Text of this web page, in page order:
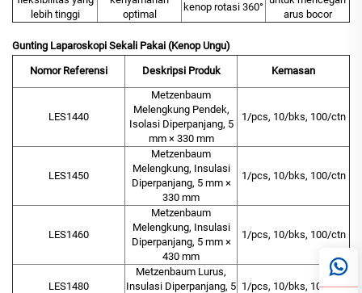
lebih tinggi
optimal
kenop rotasi 360°
arus bocor
Gunting Laparoskopi Sekali Pakai (Kenop Ungu)
Nomor Referensi Deskripsi Produk Kemasan
LES1440
Metzenbaum
Melengkung Pendek,
Isolasi Diperpanjang, 5
mm × 330 mm
1/pcs, 10/bks, 100/ctn
LES1450
Metzenbaum
Melengkung, Insulasi
Diperpanjang, 5 mm ×
330 mm
1/pcs, 10/bks, 100/ctn
LES1460
Metzenbaum
Melengkung, Insulasi
Diperpanjang, 5 mm ×
430 mm
1/pcs, 10/bks, 100/ctn
LES1480
Metzenbaum Lurus,
Insulasi Diperpanjang, 5 1/pcs, 10/bks, 100/ctn